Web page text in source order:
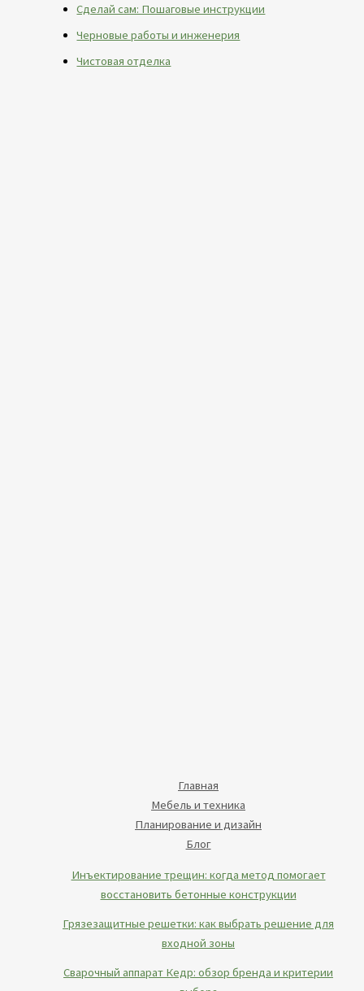
Сделай сам: Пошаговые инструкции
Черновые работы и инженерия
Чистовая отделка
Главная
Мебель и техника
Планирование и дизайн
Блог
Инъектирование трещин: когда метод помогает
восстановить бетонные конструкции
Грязезащитные решетки: как выбрать решение для
входной зоны
Сварочный аппарат Кедр: обзор бренда и критерии